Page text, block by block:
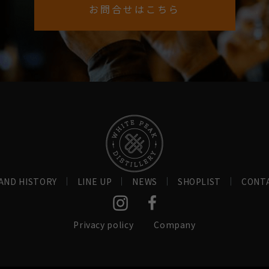
お問合せはこちら
HISTORY LINE UP NEWS SHOPLIST
Privacy policy Company